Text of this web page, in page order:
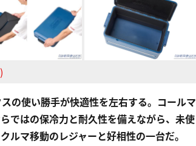
の使い勝手が快適性を左右する。コールマ
ではの保冷力と耐久性を備えながら、未使
ルマ移動のレジャーと好相性の一台だ。